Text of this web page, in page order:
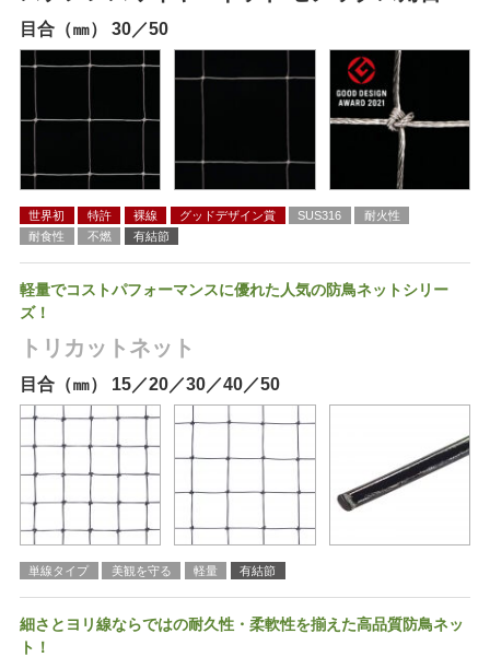
目合（㎜） 30／50
世界初 特許 裸線 グッドデザイン賞 SUS316
耐火性
耐食性
不燃 有結節
軽量でコストパフォーマンスに優れた人気の防鳥ネットシリー
ズ！
トリカットネット
目合（㎜） 15／20／30／40／50
単線タイプ 美観を守る 軽量 有結節
細さとヨリ線ならではの耐久性・柔軟性を揃えた高品質防鳥ネッ
ト！